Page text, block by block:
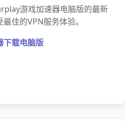
游戏加速器电脑版的最新
佳的VPN服务体验。
载电脑版